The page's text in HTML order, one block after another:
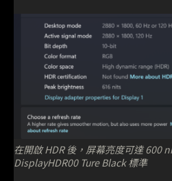
在開啟 HDR 後，屏幕亮度可達 600
DisplayHDR00 Ture Black 標準